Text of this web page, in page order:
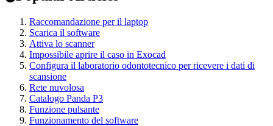
Raccomandazione per il laptop
Scarica il software
Attiva lo scanner
Impossibile aprire il caso in Exocad
Configura il laboratorio odontotecnico per ricevere i dati di
scansione
Rete nuvolosa
Catalogo Panda P3
Funzione pulsante
Funzionamento del software